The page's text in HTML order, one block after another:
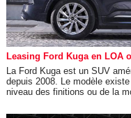
Leasing Ford Kuga en LOA
La Ford Kuga est un SUV
depuis 2008. Le modèle
niveau des finitions ou de la